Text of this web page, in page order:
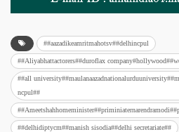
##aazadikeamritmahotsv##delhincpul
##Aliyabhattactorers##duroflax
##all
ncpul##
##delhidiptycm##manish sisodia##delhi secretariate##